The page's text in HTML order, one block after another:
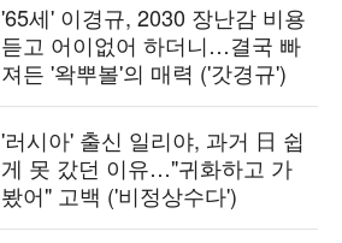
'65세' 이경규, 2030 장난감 비용
듣고 어이없어 하더니…결국 빠
져든 '왁뿌볼'의 매력 ('갓경규')
'러시아' 출신 일리야, 과거 日 쉽
게 못 갔던 이유…"귀화하고 가
봤어" 고백 ('비정상수다')